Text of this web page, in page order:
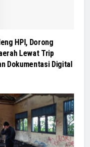
HPI, Dorong
Lewat Trip
Dokumentasi Digital